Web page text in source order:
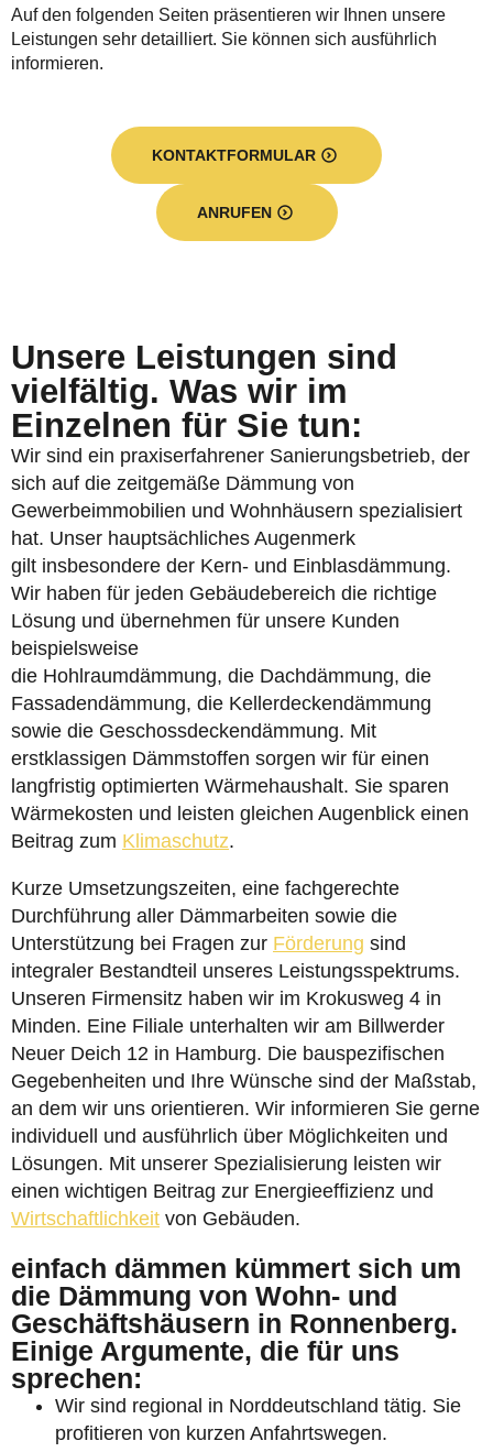
Auf den folgenden Seiten präsentieren wir Ihnen unsere
Leistungen sehr detailliert. Sie können sich ausführlich
informieren.
KONTAKTFORMULAR
ANRUFEN
Unsere Leistungen sind
vielfältig. Was wir im
Einzelnen für Sie tun:
Wir sind ein praxiserfahrener Sanierungsbetrieb, der
sich auf die zeitgemäße Dämmung von
Gewerbeimmobilien und Wohnhäusern spezialisiert
hat. Unser hauptsächliches Augenmerk
gilt insbesondere der Kern- und Einblasdämmung.
Wir haben für jeden Gebäudebereich die richtige
Lösung und übernehmen für unsere Kunden
beispielsweise
die Hohlraumdämmung, die Dachdämmung, die
Fassadendämmung, die Kellerdeckendämmung
sowie die Geschossdeckendämmung. Mit
erstklassigen Dämmstoffen sorgen wir für einen
langfristig optimierten Wärmehaushalt. Sie sparen
Wärmekosten und leisten gleichen Augenblick einen
Beitrag zum Klimaschutz.
Kurze Umsetzungszeiten, eine fachgerechte
Durchführung aller Dämmarbeiten sowie die
Unterstützung bei Fragen zur Förderung sind
integraler Bestandteil unseres Leistungsspektrums.
Unseren Firmensitz haben wir im Krokusweg 4 in
Minden. Eine Filiale unterhalten wir am Billwerder
Neuer Deich 12 in Hamburg. Die bauspezifischen
Gegebenheiten und Ihre Wünsche sind der Maßstab,
an dem wir uns orientieren. Wir informieren Sie gerne
individuell und ausführlich über Möglichkeiten und
Lösungen. Mit unserer Spezialisierung leisten wir
einen wichtigen Beitrag zur Energieeffizienz und
Wirtschaftlichkeit von Gebäuden.
einfach dämmen kümmert sich um
die Dämmung von Wohn- und
Geschäftshäusern in Ronnenberg.
Einige Argumente, die für uns
sprechen:
Wir sind regional in Norddeutschland tätig. Sie
profitieren von kurzen Anfahrtswegen.